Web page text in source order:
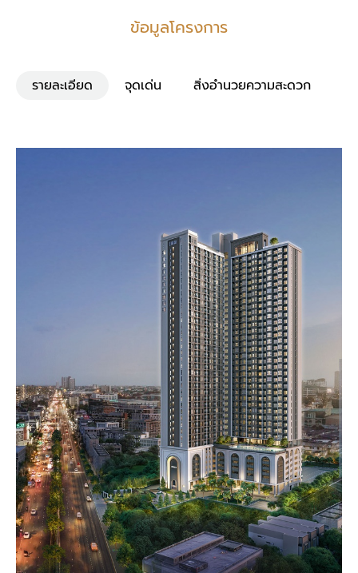
ข้อมูลโครงการ
รายละเอียด จุดเด่น สิ่งอำนวยความสะดวก